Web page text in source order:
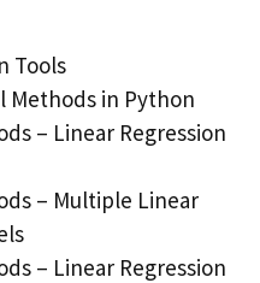
Tools
Methods in Python
– Linear Regression
– Multiple Linear
– Linear Regression